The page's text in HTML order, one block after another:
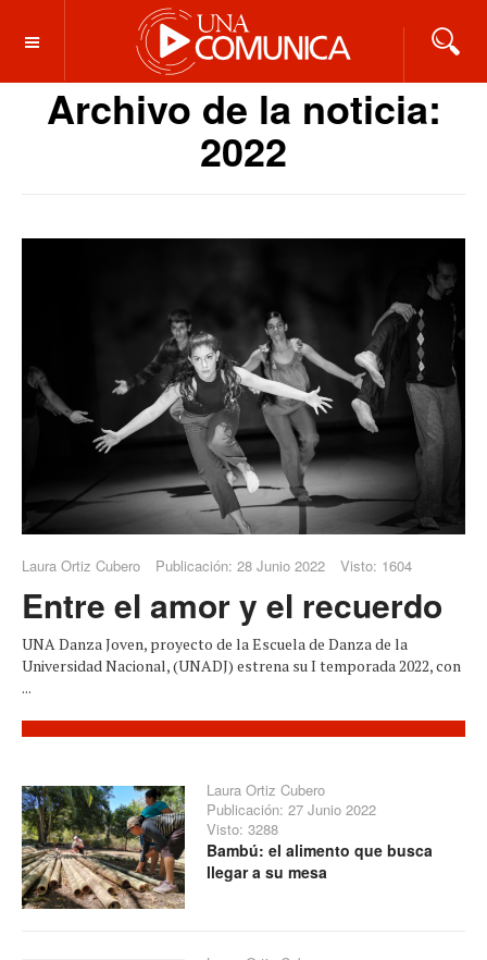
OFF CANVAS
Archivo de la noticia:
2022
Laura Ortiz Cubero Publicación: 28 Junio 2022 Visto: 1604
Entre el amor y el recuerdo
UNA Danza Joven, proyecto de la Escuela de Danza de la
Universidad Nacional, (UNADJ) estrena su I temporada 2022, con
...
Laura Ortiz Cubero
Publicación: 27 Junio 2022
Visto: 3288
Bambú: el alimento que busca
llegar a su mesa